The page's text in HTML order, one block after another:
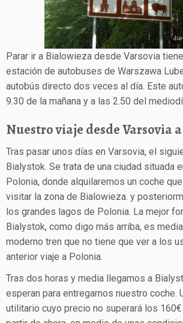
Parar ir a Bialowieza desde Varsovia
estación de autobuses de Warszawa
autobús directo dos veces al día. Este
9.30 de la mañana y a las 2.50 del
Nuestro viaje desde Varsovia
Tras pasar unos días en Varsovia, el
Bialystok. Se trata de una ciudad situada
Polonia, donde alquilaremos un coche
visitar la zona de Bialowieza. y
los grandes lagos de Polonia. La mejor
Bialystok, como digo más arriba, es
moderno tren que no tiene que ver a los
anterior viaje a Polonia.
Tras dos horas y media llegamos a
esperan para entregarnos nuestro coche.
utilitario cuyo precio no superará los